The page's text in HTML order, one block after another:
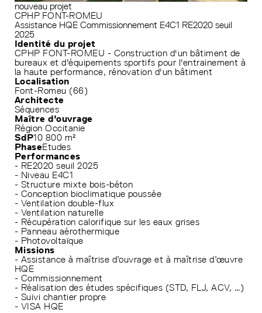
nouveau projet
CPHP FONT-ROMEU
Assistance HQE Commissionnement E4C1 RE2020 seuil
2025
Identité du projet
CPHP FONT-ROMEU - Construction d'un bâtiment de
bureaux et d'équipements sportifs pour l'entrainement à
la haute performance, rénovation d'un bâtiment
Localisation
Font-Romeu (66)
Architecte
Séquences
Maître d'ouvrage
Région Occitanie
SdP10 800 m²
PhaseEtudes
Performances
- RE2020 seuil 2025
- Niveau E4C1
- Structure mixte bois-béton
- Conception bioclimatique poussée
- Ventilation double-flux
- Ventilation naturelle
- Récupération calorifique sur les eaux grises
- Panneau aérothermique
- Photovoltaïque
Missions
- Assistance à maîtrise d’ouvrage et à maîtrise d’œuvre
HQE
- Commissionnement
- Réalisation des études spécifiques (STD, FLJ, ACV, …)
- Suivi chantier propre
- VISA HQE